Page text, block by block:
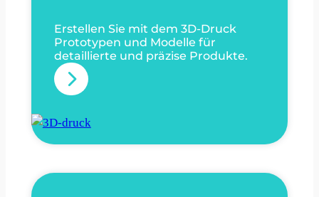
t
h
o
p
d
i
e
Erstellen Sie mit dem 3D-Druck
Prototypen und Modelle für
detaillierte und präzise Produkte.
:
D
-